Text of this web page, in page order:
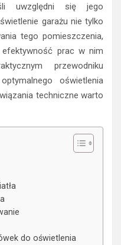
uwzględni się jego
garażu nie tylko
tego pomieszczenia,
prac w nim
przewodniku
oświetlenia
techniczne warto
do oświetlenia